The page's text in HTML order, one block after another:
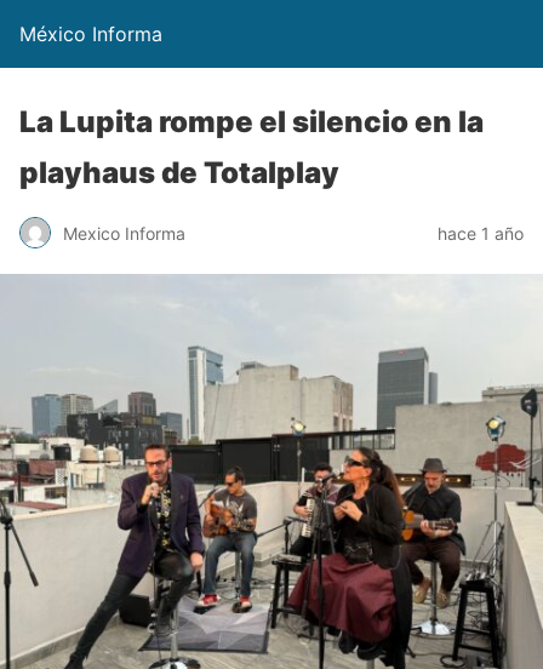
México Informa
La Lupita rompe el silencio en la
playhaus de Totalplay
Mexico Informa hace 1 año